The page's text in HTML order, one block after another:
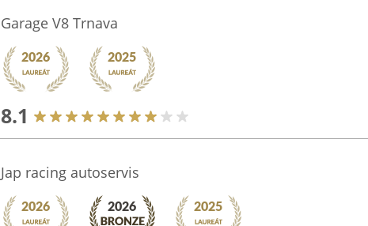
Garage V8 Trnava
8.1
Jap racing autoservis